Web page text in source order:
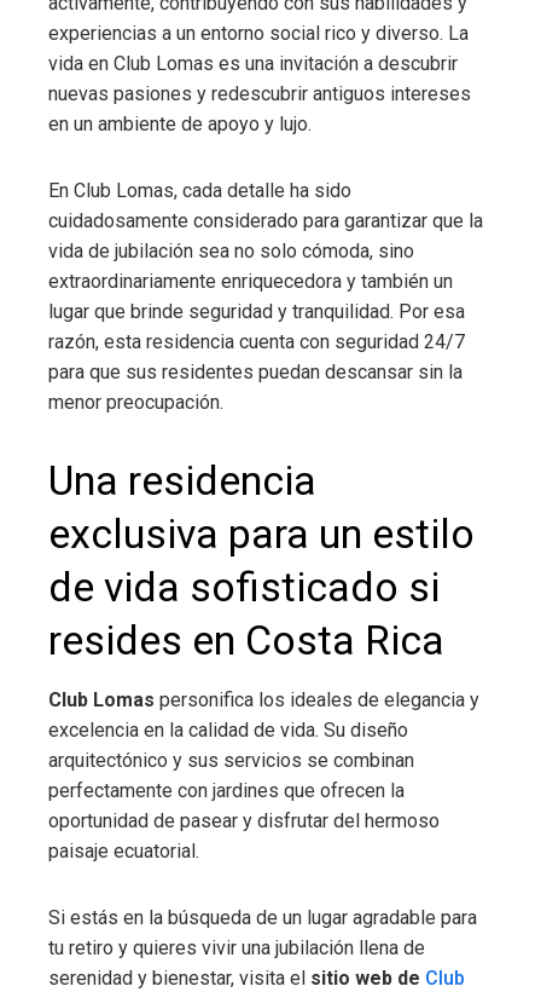
experiencias a un entorno social rico y diverso. La
vida en Club Lomas es una invitación a descubrir
nuevas pasiones y redescubrir antiguos intereses
en un ambiente de apoyo y lujo.
En Club Lomas, cada detalle ha sido
cuidadosamente considerado para garantizar que la
vida de jubilación sea no solo cómoda, sino
extraordinariamente enriquecedora y también un
lugar que brinde seguridad y tranquilidad. Por esa
razón, esta residencia cuenta con seguridad 24/7
para que sus residentes puedan descansar sin la
menor preocupación.
Una residencia
exclusiva para un estilo
de vida sofisticado si
resides en Costa Rica
Club Lomas personifica los ideales de elegancia y
excelencia en la calidad de vida. Su diseño
arquitectónico y sus servicios se combinan
perfectamente con jardines que ofrecen la
oportunidad de pasear y disfrutar del hermoso
paisaje ecuatorial.
Si estás en la búsqueda de un lugar agradable para
tu retiro y quieres vivir una jubilación llena de
serenidad y bienestar, visita el sitio web de Club